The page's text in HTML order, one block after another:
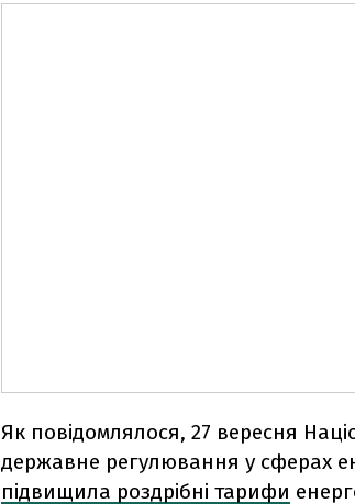
Як повідомлялося, 27 вересня
державне регулювання у сферах
підвищила роздрібні тарифи